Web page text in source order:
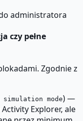
administratora
czy pełne
Zgodnie z
simulation mode) —
Explorer, ale